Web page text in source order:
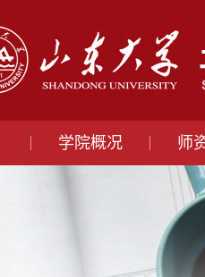
学院概况 师